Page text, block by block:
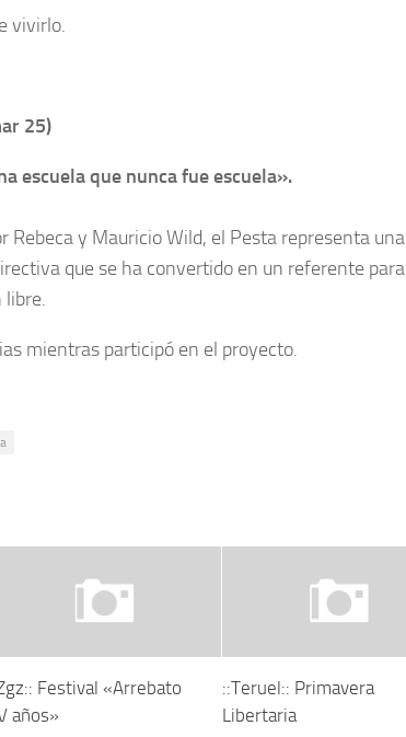
vivirlo.
25)
escuela que nunca fue escuela».
Rebeca y Mauricio Wild, el Pesta representa una
que se ha convertido en un referente para
libre.
mientras participó en el proyecto.
Festival «Arrebato
años»
::Teruel:: Primavera
Libertaria